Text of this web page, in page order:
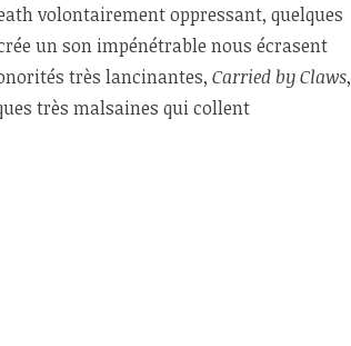
volontairement oppressant, quelques
un son impénétrable nous écrasent
très lancinantes, Carried by Claws,
très malsaines qui collent